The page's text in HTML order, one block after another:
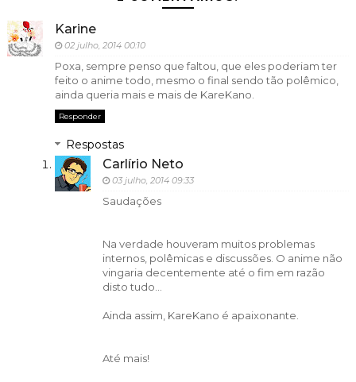
Karine
02 julho, 2014 00:10
Poxa, sempre penso que faltou, que eles poderiam ter
feito o anime todo, mesmo o final sendo tão polêmico,
ainda queria mais e mais de KareKano.
Responder
Respostas
Carlírio Neto
03 julho, 2014 09:33
Saudações
Na verdade houveram muitos problemas
internos, polêmicas e discussões. O anime não
vingaria decentemente até o fim em razão
disto tudo...
Ainda assim, KareKano é apaixonante.
Até mais!